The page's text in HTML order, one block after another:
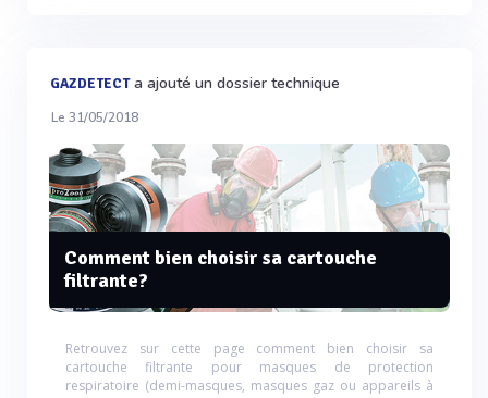
GAZDETECTa ajouté un dossier technique
Le 31/05/2018
Comment bien choisir sa cartouche
filtrante?
Retrouvez sur cette page comment bien choisir sa
cartouche filtrante pour masques de protection
respiratoire (demi-masques, masques gaz ou appareils à